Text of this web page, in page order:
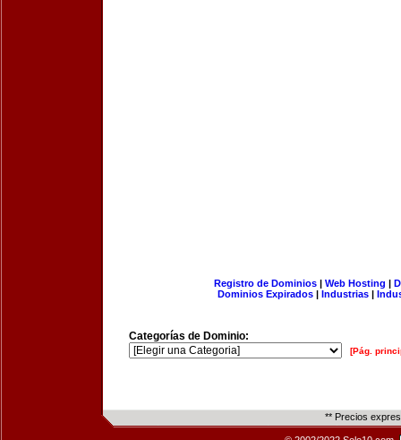
Registro de Dominios| Web Hosting |
Dominios Expirados | Industrias |
Categorías de Dominio:
[Pág.
** Precios